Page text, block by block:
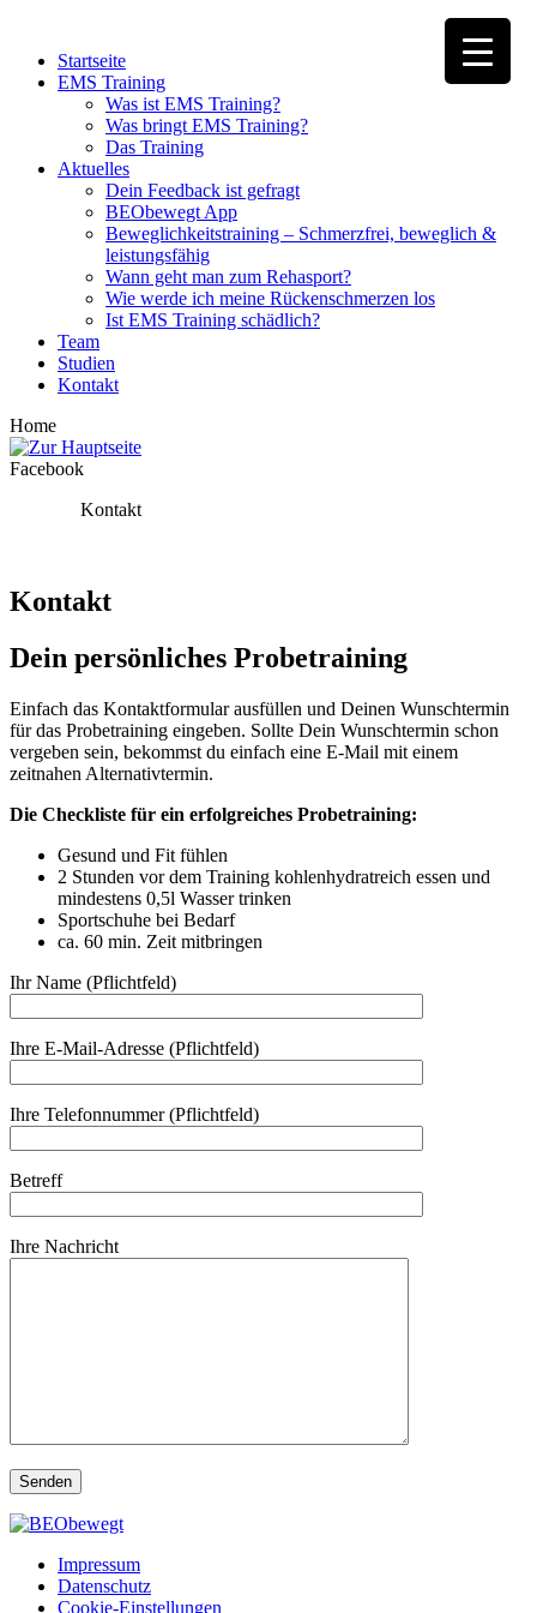
Startseite
EMS Training
Was ist EMS Training?
Was bringt EMS Training?
Das Training
Aktuelles
Dein Feedback ist gefragt
BEObewegt App
Beweglichkeitstraining – Schmerzfrei, beweglich &
leistungsfähig
Wann geht man zum Rehasport?
Wie werde ich meine Rückenschmerzen los
Ist EMS Training schädlich?
Team
Studien
Kontakt
Home
Facebook
Kontakt
Kontakt
Dein persönliches Probetraining
Einfach das Kontaktformular ausfüllen und Deinen Wunschtermin
für das Probetraining eingeben. Sollte Dein Wunschtermin schon
vergeben sein, bekommst du einfach eine E-Mail mit einem
zeitnahen Alternativtermin.
Die Checkliste für ein erfolgreiches Probetraining:
Gesund und Fit fühlen
2 Stunden vor dem Training kohlenhydratreich essen und
mindestens 0,5l Wasser trinken
Sportschuhe bei Bedarf
ca. 60 min. Zeit mitbringen
Ihr Name (Pflichtfeld)
Ihre E-Mail-Adresse (Pflichtfeld)
Ihre Telefonnummer (Pflichtfeld)
Betreff
Ihre Nachricht
Impressum
Datenschutz
Cookie-Einstellungen